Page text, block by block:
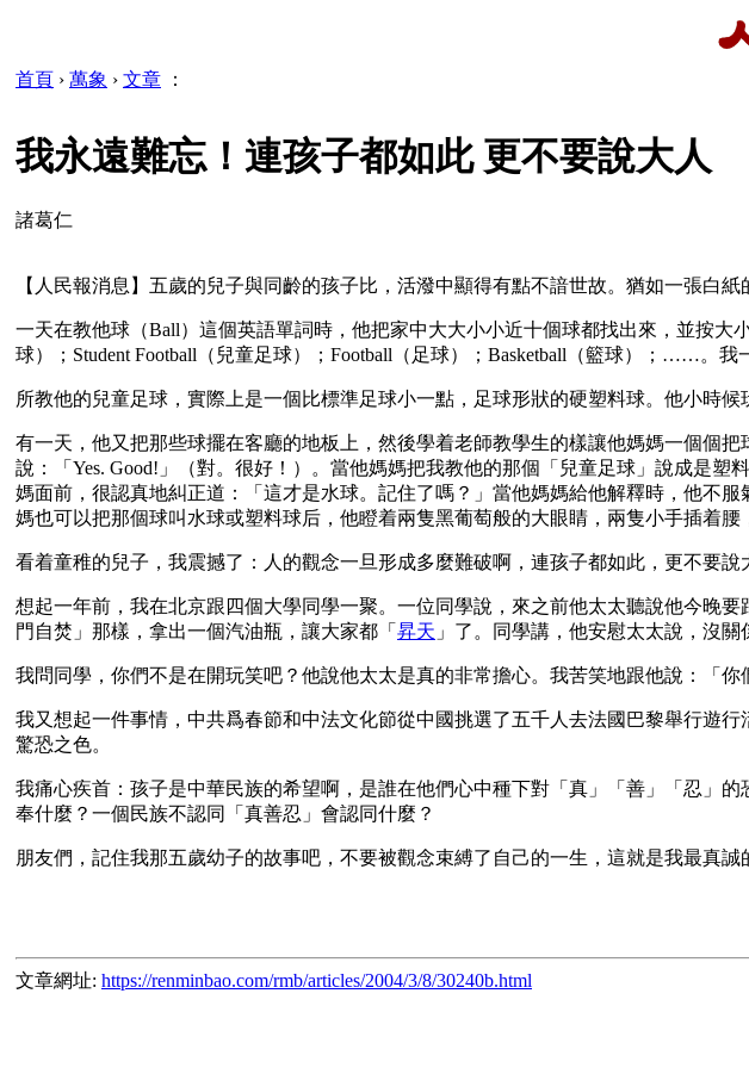
首頁 › 萬象 › 文章 ：
我永遠難忘！連孩子都如此 更不要說大人
諸葛仁
【人民報消息】五歲的兒子與同齡的孩子比，活潑中顯得有點不諳世故。猶如一張白紙
一天在教他球（Ball）這個英語單詞時，他把家中大大小小近十個球都找出來，並按大
球）；Student Football（兒童足球）；Football（足球）；Basketball（籃球）；……。
所教他的兒童足球，實際上是一個比標準足球小一點，足球形狀的硬塑料球。他小時候
有一天，他又把那些球擺在客廳的地板上，然後學着老師教學生的樣讓他媽媽一個個
說：「Yes. Good!」（對。很好！）。當他媽媽把我教他的那個「兒童足球」說成是
媽面前，很認真地糾正道：「這才是水球。記住了嗎？」當他媽媽給他解釋時，他不
媽也可以把那個球叫水球或塑料球后，他瞪着兩隻黑葡萄般的大眼睛，兩隻小手插着腰
看着童稚的兒子，我震撼了：人的觀念一旦形成多麼難破啊，連孩子都如此，更不要說
想起一年前，我在北京跟四個大學同學一聚。一位同學說，來之前他太太聽說他今晚
門自焚」那樣，拿出一個汽油瓶，讓大家都「 昇天 」了。同學講，他安慰太太說，沒
我問同學，你們不是在開玩笑吧？他說他太太是真的非常擔心。我苦笑地跟他說：「
我又想起一件事情，中共爲春節和中法文化節從中國挑選了五千人去法國巴黎舉行遊
驚恐之色。
我痛心疾首：孩子是中華民族的希望啊，是誰在他們心中種下對「真」「善」「忍」
奉什麼？一個民族不認同「真善忍」會認同什麼？
朋友們，記住我那五歲幼子的故事吧，不要被觀念束縛了自己的一生，這就是我最真誠
文章網址: https://renminbao.com/rmb/articles/2004/3/8/30240b.html